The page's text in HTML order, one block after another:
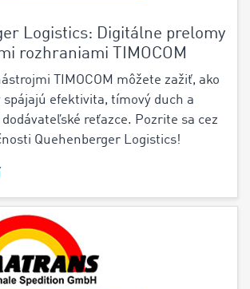
Logistics: Digitálne prelomy
rozhraniami TIMOCOM
TIMOCOM môžete zažiť, ako
efektivita, tímový duch a
reťazce. Pozrite sa cez
Quehenberger Logistics!